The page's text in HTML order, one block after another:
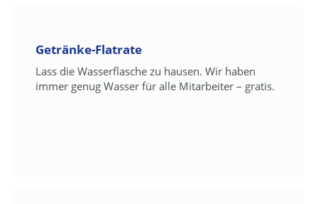
Getränke-Flatrate
Lass die Wasserflasche zu hausen. Wir haben
immer genug Wasser für alle Mitarbeiter – gratis.